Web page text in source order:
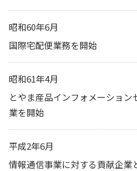
昭和60年6月
国際宅配便業務を開始
昭和61年4月
とやま産品インフォメーション
業を開始
平成2年6月
情報通信事業に対する貢献企業